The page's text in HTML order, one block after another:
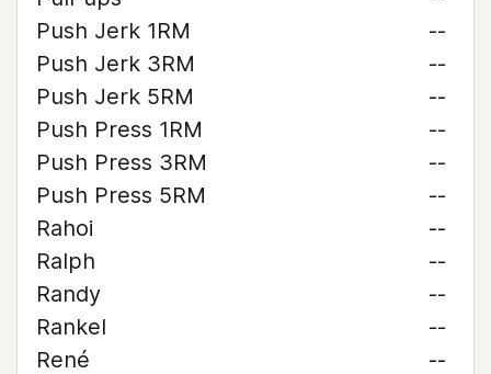
Push Jerk 1RM
--
Push Jerk 3RM
--
Push Jerk 5RM
--
Push Press 1RM
--
Push Press 3RM
--
Push Press 5RM
--
Rahoi
--
Ralph
--
Randy
--
Rankel
--
René
--